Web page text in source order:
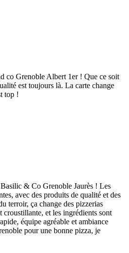
co Grenoble Albert 1er ! Que ce soit
est toujours là. La carte change
top !
& Co Grenoble Jaurès ! Les
avec des produits de qualité et des
terroir, ça change des pizzerias
croustillante, et les ingrédients sont
équipe agréable et ambiance
pour une bonne pizza, je